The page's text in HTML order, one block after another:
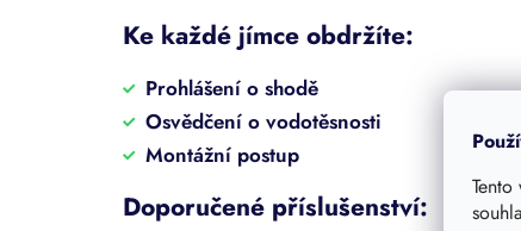
Ke každé jímce obdržíte:
Prohlášení o shodě
Osvědčení o vodotěsnosti
Montážní postup
Doporučené příslušenství: